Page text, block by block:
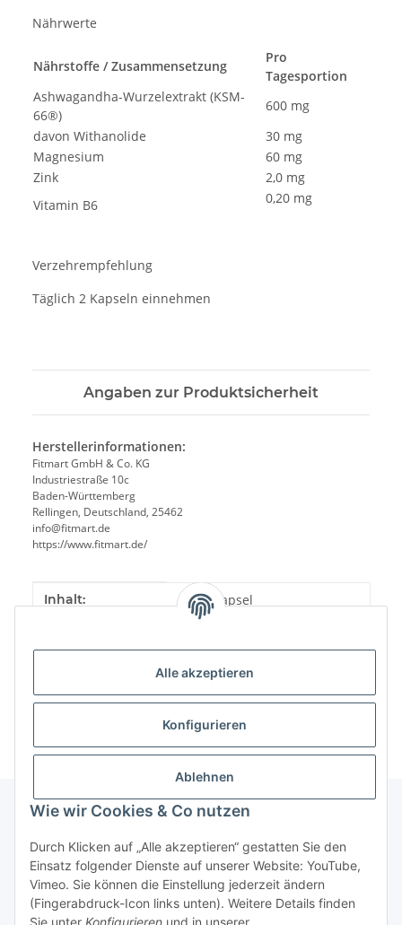
Alle akzeptieren
Konfigurieren
Ablehnen
Wie wir Cookies & Co nutzen
Durch Klicken auf „Alle akzeptieren“ gestatten Sie den
Einsatz folgender Dienste auf unserer Website: YouTube,
Vimeo. Sie können die Einstellung jederzeit ändern
(Fingerabdruck-Icon links unten). Weitere Details finden
Sie unter Konfigurieren und in unserer
Nährwerte
Nährstoffe / Zusammensetzung
Pro
Tagesportion
Ashwagandha-Wurzelextrakt (KSM-
66®)
600 mg
davon Withanolide
30 mg
Magnesium
60 mg
Zink
2,0 mg
Vitamin B6
0,20 mg
Verzehrempfehlung
Täglich 2 Kapseln einnehmen
Angaben zur Produktsicherheit
Herstellerinformationen:
Fitmart GmbH & Co. KG
Industriestraße 10c
Baden-Württemberg
Rellingen, Deutschland, 25462
info@fitmart.de
https://www.fitmart.de/
Produkteigenschaft
Wert
Inhalt: 60,00 Kapsel
Informationen
Gesetzliche Informationen